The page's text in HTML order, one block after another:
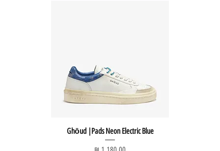
Ghōud |Pads Neon Electric Blue